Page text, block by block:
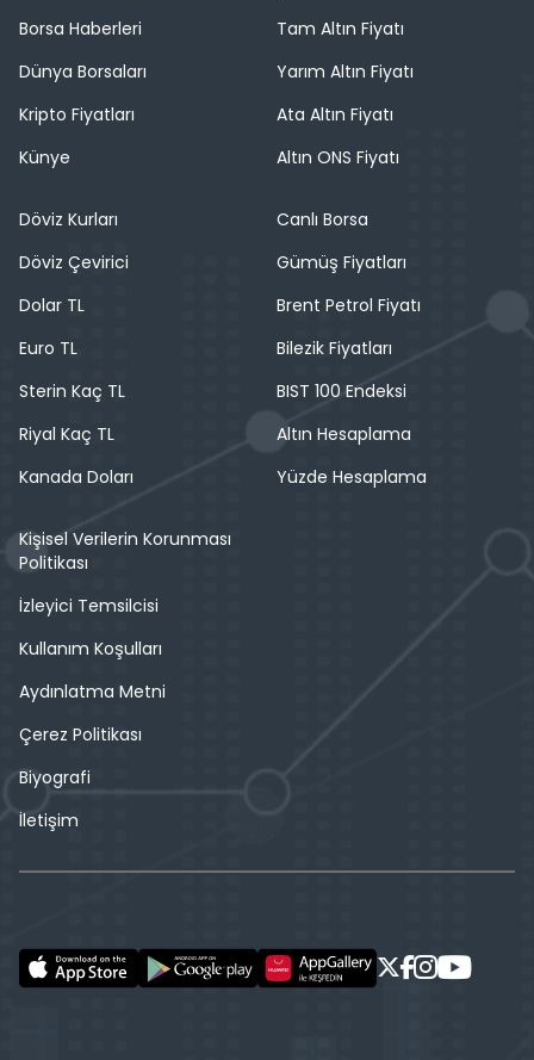
Borsa Haberleri
Dünya Borsaları
Kripto Fiyatları
Künye
Tam Altın Fiyatı
Yarım Altın Fiyatı
Ata Altın Fiyatı
Altın ONS Fiyatı
Döviz Kurları
Döviz Çevirici
Dolar TL
Euro TL
Sterin Kaç TL
Riyal Kaç TL
Kanada Doları
Canlı Borsa
Gümüş Fiyatları
Brent Petrol Fiyatı
Bilezik Fiyatları
BIST 100 Endeksi
Altın Hesaplama
Yüzde Hesaplama
Kişisel Verilerin Korunması
Politikası
İzleyici Temsilcisi
Kullanım Koşulları
Aydınlatma Metni
Çerez Politikası
Biyografi
İletişim